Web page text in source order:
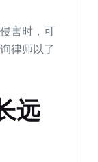
害时，可
律师以了
远